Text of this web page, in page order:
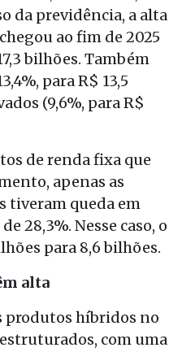
da previdência, a alta
ao fim de 2025
bilhões. Também
para R$ 13,5
(9,6%, para R$
de renda fixa que
apenas as
tiveram queda em
28,3%. Nesse caso, o
para 8,6 bilhões.
alta
produtos híbridos no
com uma